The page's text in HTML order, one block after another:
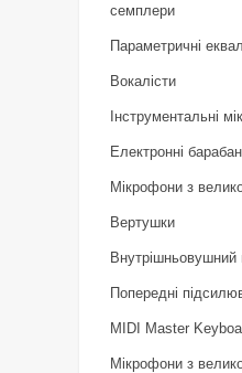
семплери
Параметричні
Вокалісти
Інструментальні
Електронні
Мікрофони з
Вертушки
Внутрішньовушний
Попередні
MIDI Master
Мікрофони з